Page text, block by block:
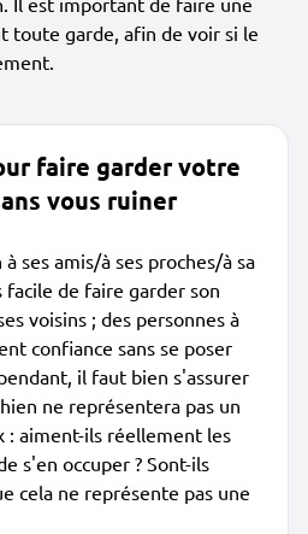
toute garde, afin de voir si le
faire garder votre
vous ruiner
ses amis/à ses proches/à sa
facile de faire garder son
voisins ; des personnes à
confiance sans se poser
il faut bien s'assurer
ne représentera pas un
: aiment-ils réellement les
s'en occuper ? Sont-ils
cela ne représente pas une